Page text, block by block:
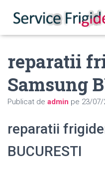
reparatii
Samsung
Publicat de admin pe 23/07/
reparatii
BUCURESTI